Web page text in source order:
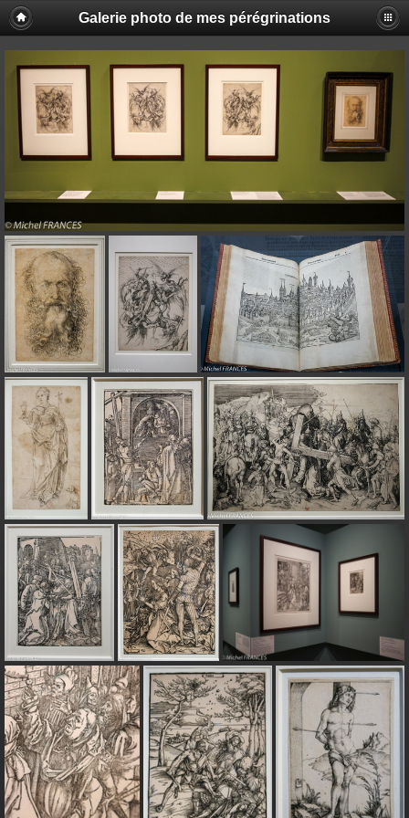
Galerie photo de mes pérégrinations